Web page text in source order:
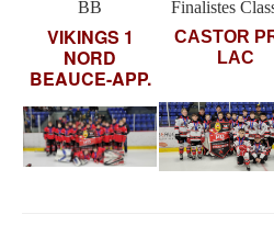
BB
VIKINGS 1
NORD
BEAUCE-APP.
Finalistes
CASTOR
LAC